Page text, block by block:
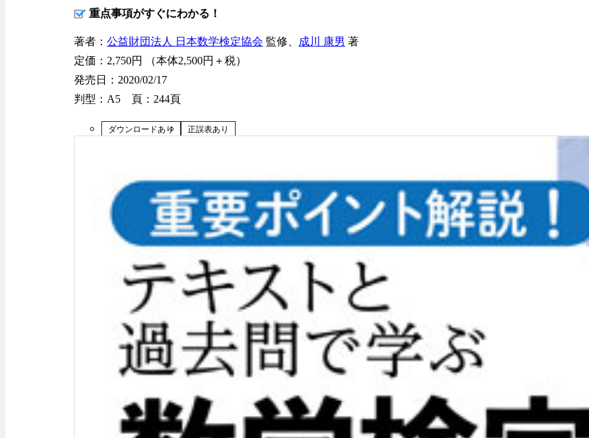
重点事項がすぐにわかる！
著者： 公益財団法人 日本数学検定協会 監修、 成川 康男 著
定価：2,750円 （本体2,500円＋税）
発売日：2020/02/17
判型：A5 頁：244頁
ダウンロードあり 正誤表あり